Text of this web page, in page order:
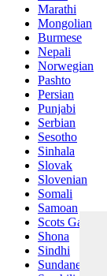
Marathi
Mongolian
Burmese
Nepali
Norwegian
Pashto
Persian
Punjabi
Serbian
Sesotho
Sinhala
Slovak
Slovenian
Somali
Samoan
Scots Gaelic
Shona
Sindhi
Sundanese